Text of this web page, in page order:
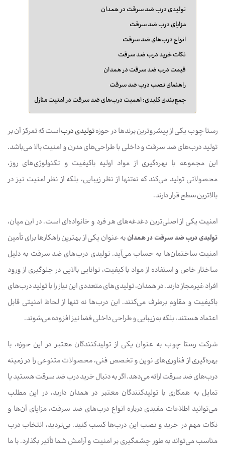
تولیدی درب ضد سرقت در همدان
مزایای درب ضد سرقت
انواع درب‌های ضد سرقت
نکات خرید درب ضد سرقت
قیمت درب ضد سرقت در همدان
راهنمای نصب درب ضد سرقت
جمع‌بندی کلیدی: اهمیت درب‌های ضد سرقت در امنیت منازل
رستا چوب یکی از پیشروترین برندها در حوزهتولیدی درباست که تمرکز آن بر
تولید درب‌های ضد سرقت و داخلی با طراحی‌های مدرن و امنیت بالا می‌باشد.
این مجموعه با بهره‌گیری از مواد اولیه باکیفیت و تکنولوژی‌های روز،
محصولاتی تولید می‌کند که نه‌تنها از نظر زیبایی، بلکه از نظر امنیت نیز در
بالاترین سطح قرار دارند.
امنیت یکی از اصلی‌ترین دغدغه‌های هر فرد و خانواده‌ای است. در این میان،
تولیدی درب ضد سرقت در همدانبه عنوان یکی از بهترین راهکارها برای تأمین
امنیت ساختمان‌ها به حساب می‌آید. تولیدی درب‌های ضد سرقت به دلیل
ساختار خاص و استفاده از مواد با کیفیت، توانایی بالایی در جلوگیری از ورود
افراد غیرمجاز دارند. در همدان، تولیدی‌های متعددی این نیاز را با تولید درب‌های
باکیفیت و مقاوم برطرف می‌کنند. این درب‌ها نه تنها از لحاظ امنیتی قابل
اعتماد هستند، بلکه به زیبایی و طراحی داخلی فضا نیز افزوده می‌شوند.
شرکت رستا چوب به عنوان یکی از تولیدکنندگان معتبر در این حوزه، با
بهره‌گیری از فناوری‌های نوین و تخصص فنی، محصولات متنوعی را در زمینه
درب‌های ضد سرقت ارائه می‌دهد. اگر به دنبال خرید درب ضد سرقت هستید یا
تمایل به همکاری با تولیدکنندگان معتبر در همدان دارید، در این مطلب
می‌توانید اطلاعات مفیدی درباره انواع درب‌های ضد سرقت، مزایای آن‌ها و
نکات مهم در خرید و نصب این درب‌ها کسب کنید. بی‌تردید، انتخاب درب
مناسب می‌تواند به طور چشمگیری بر امنیت و آرامش شما تأثیر بگذارد. با ما